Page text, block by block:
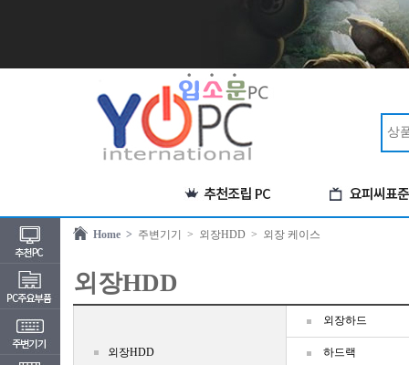
Home > 주변기기 > 외장HDD > 외장 케이스
외장HDD
외장HDD
외장하드
하드랙